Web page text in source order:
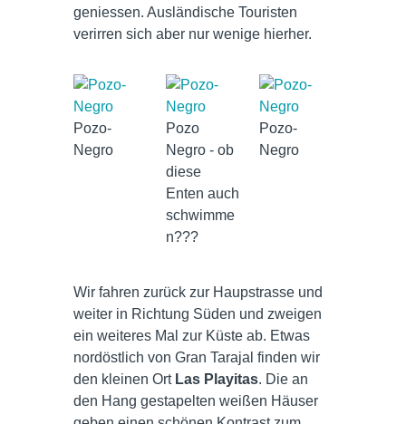
geniessen. Ausländische Touristen
verirren sich aber nur wenige hierher.
Pozo-
Negro
Pozo
Negro - ob
diese
Enten auch
schwimme
n???
Pozo-
Negro
Wir fahren zurück zur Haupstrasse und
weiter in Richtung Süden und zweigen
ein weiteres Mal zur Küste ab. Etwas
nordöstlich von Gran Tarajal finden wir
den kleinen Ort Las Playitas. Die an
den Hang gestapelten weißen Häuser